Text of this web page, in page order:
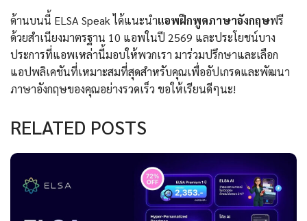
ด้านบนนี้ ELSA Speak ได้แนะนำแอพฝึกพูดภาษาอังกฤษฟรี
ด้วยสำเนียงมาตรฐาน 10 แอพในปี 2569 และประโยชน์บาง
ประการที่แอพเหล่านี้มอบให้พวกเรา มาร่วมปรึกษาและเลือก
แอปพลิเคชันที่เหมาะสมที่สุดสำหรับคุณเพื่ออัปเกรดและพัฒนา
ภาษาอังกฤษของคุณอย่างรวดเร็ว ขอให้เรียนดีๆนะ!
RELATED POSTS